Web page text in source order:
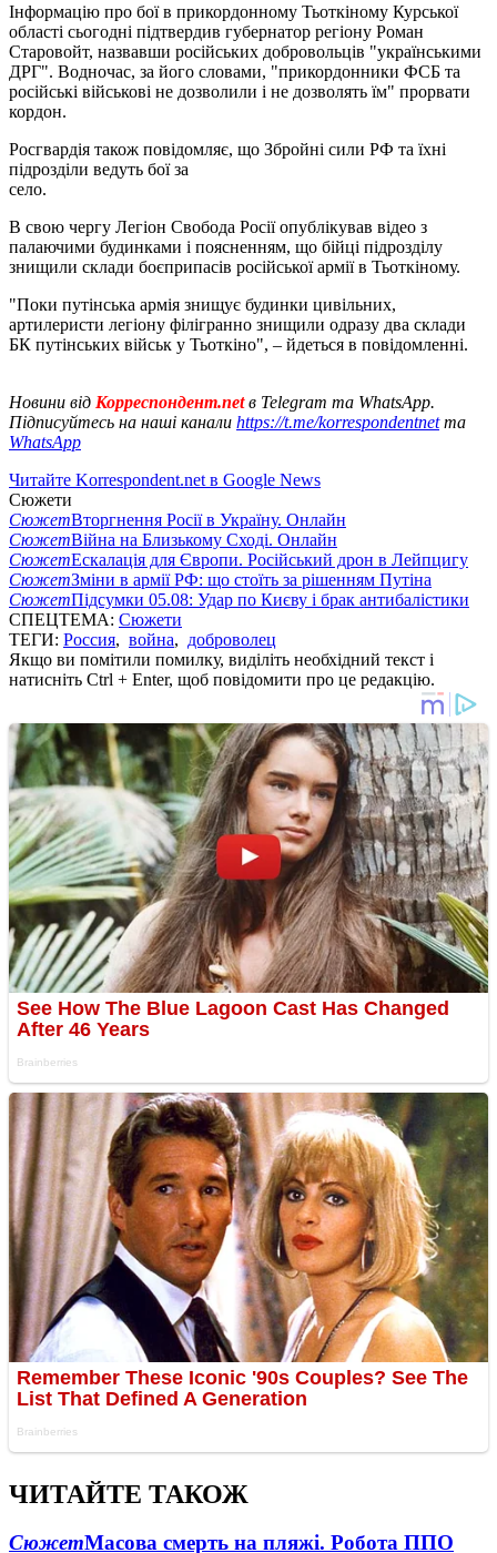
Інформацію про бої в прикордонному Тьоткіному Курської
області сьогодні підтвердив губернатор регіону Роман
Старовойт, назвавши російських добровольців "українськими
ДРГ". Водночас, за його словами, "прикордонники ФСБ та
російські військові не дозволили і не дозволять їм" прорвати
кордон.
Росгвардія також повідомляє, що Збройні сили РФ та їхні
підрозділи ведуть бої за
село.
В свою чергу Легіон Свобода Росії опублікував відео з
палаючими будинками і поясненням, що бійці підрозділу
знищили склади боєприпасів російської армії в Тьоткіному.
"Поки путінська армія знищує будинки цивільних,
артилеристи легіону філігранно знищили одразу два склади
БК путінських військ у Тьоткіно", – йдеться в повідомленні.
Новини від Корреспондент.netв Telegram та WhatsApp.
Підписуйтесь на наші канали https://t.me/korrespondentnetта
WhatsApp
Читайте Korrespondent.net в Google News
Сюжети
СюжетВторгнення Росії в Україну. Онлайн
СюжетВійна на Близькому Сході. Онлайн
СюжетЕскалація для Європи. Російський дрон в Лейпцигу
СюжетЗміни в армії РФ: що стоїть за рішенням Путіна
СюжетПідсумки 05.08: Удар по Києву і брак антибалістики
СПЕЦТЕМА: Сюжети
ТЕГИ: Россия, война, доброволец
Якщо ви помітили помилку, виділіть необхідний текст і
натисніть Ctrl + Enter, щоб повідомити про це редакцію.
ЧИТАЙТЕ ТАКОЖ
СюжетМасова смерть на пляжі. Робота ППО